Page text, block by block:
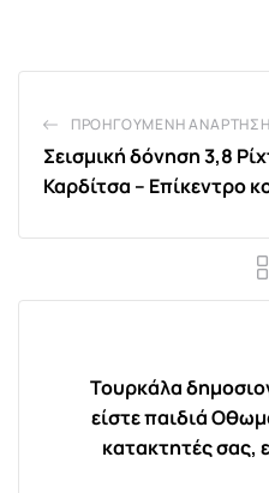
ΠΡΟΗΓΟΎΜΕΝΗ ΑΝΆΡΤΗΣΗ
Σεισμική δόνηση 3,8
Καρδίτσα – Επίκεντρο
Τουρκάλα
είστε παιδιά
κατακτητές σας,